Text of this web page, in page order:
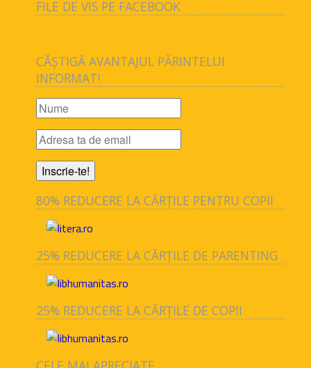
FILE DE VIS PE FACEBOOK
CĂȘTIGĂ AVANTAJUL PĂRINTELUI
INFORMAT!
80% REDUCERE LA CĂRȚILE PENTRU COPII
25% REDUCERE LA CĂRȚILE DE PARENTING
25% REDUCERE LA CĂRȚILE DE COPII